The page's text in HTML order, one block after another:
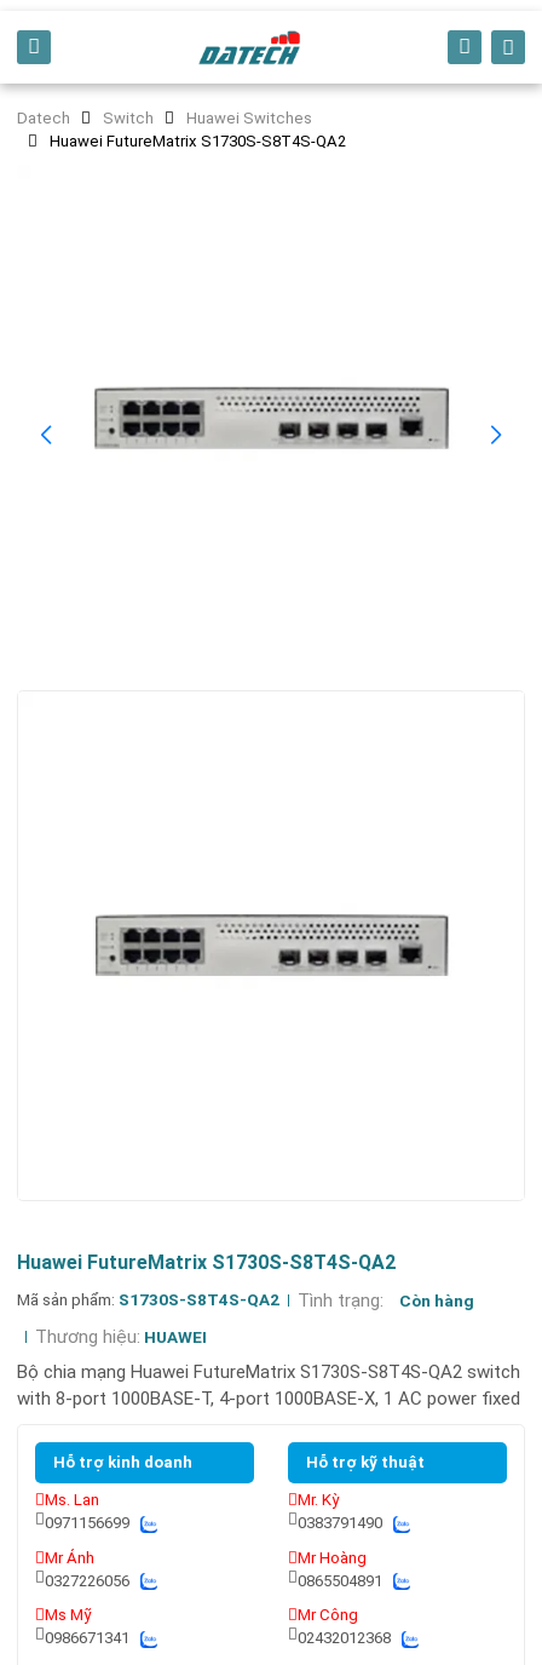
Datech Switch
Huawei Switches
Huawei FutureMatrix S1730S-S8T4S-QA2
Huawei FutureMatrix S1730S-S8T4S-QA2
Mã sản phẩm: S1730S-S8T4S-QA2 Tình trạng: Còn hàng
Thương hiệu: HUAWEI
Bộ chia mạng Huawei FutureMatrix S1730S-S8T4S-QA2 switch
with 8-port 1000BASE-T, 4-port 1000BASE-X, 1 AC power fixed
Hỗ trợ kinh doanh
Ms. Lan
0971156699
Mr Ánh
0327226056
Ms Mỹ
0986671341
Hỗ trợ kỹ thuật
Mr. Kỳ
0383791490
Mr Hoàng
0865504891
Mr Công
02432012368